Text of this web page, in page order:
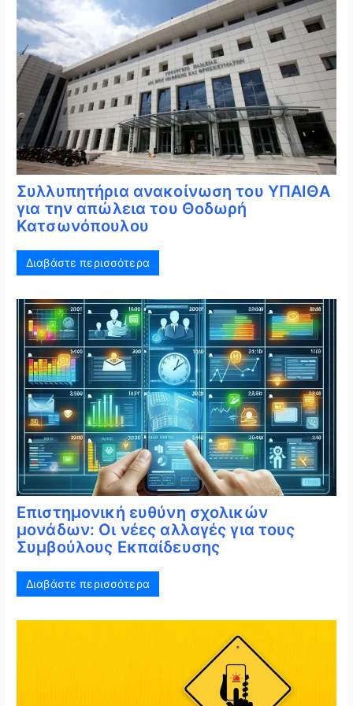
Συλλυπητήρια ανακοίνωση του ΥΠΑΙΘΑ
για την απώλεια του Θοδωρή
Κατσωνόπουλου
Διαβάστε περισσότερα
Επιστημονική ευθύνη σχολικών
μονάδων: Οι νέες αλλαγές για τους
Συμβούλους Εκπαίδευσης
Διαβάστε περισσότερα